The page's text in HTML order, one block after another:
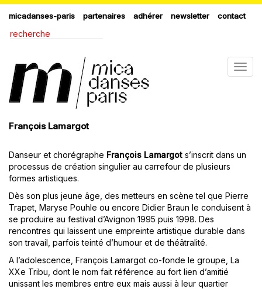
micadanses-paris partenaires adhérer newsletter contact
François Lamargot
Danseur et chorégraphe François Lamargot s’inscrit dans un
processus de création singulier au carrefour de plusieurs
formes artistiques.
Dès son plus jeune âge, des metteurs en scène tel que Pierre
Trapet, Maryse Pouhle ou encore Didier Braun le conduisent à
se produire au festival d’Avignon 1995 puis 1998. Des
rencontres qui laissent une empreinte artistique durable dans
son travail, parfois teinté d’humour et de théâtralité.
A l’adolescence, François Lamargot co-fonde le groupe, La
XXe Tribu, dont le nom fait référence au fort lien d’amitié
unissant les membres entre eux mais aussi à leur quartier